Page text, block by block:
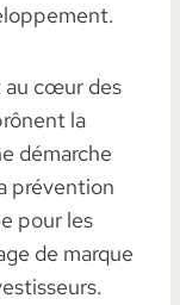
au cœur des
la
démarche
prévention
pour les
de marque